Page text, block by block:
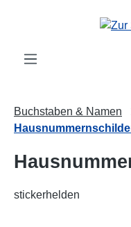
Zum Hauptinhalt springen
Buchstaben & Namen
stickerhelden